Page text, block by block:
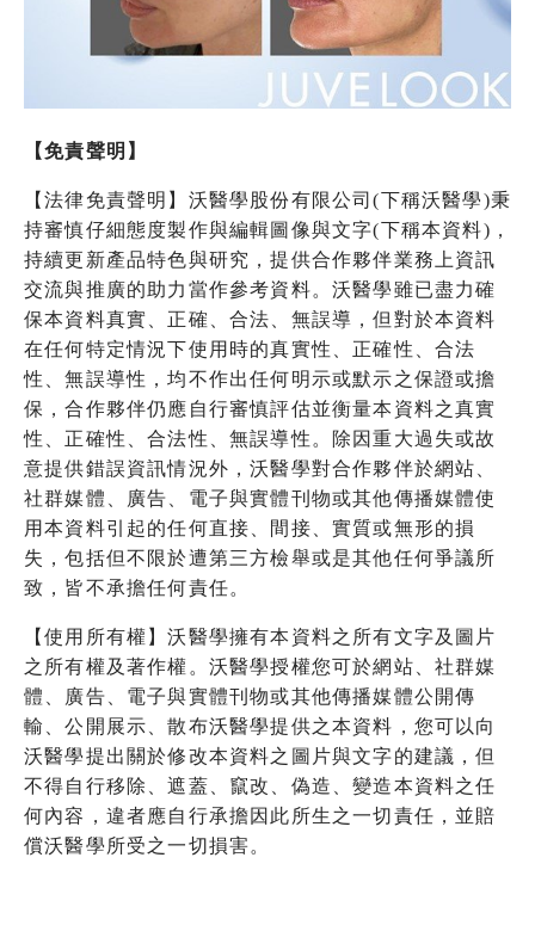
【免責聲明】
【法律免責聲明】沃醫學股份有限公司(下稱沃醫學)秉
持審慎仔細態度製作與編輯圖像與文字(下稱本資料)，
持續更新產品特色與研究，提供合作夥伴業務上資訊
交流與推廣的助力當作參考資料。沃醫學雖已盡力確
保本資料真實、正確、合法、無誤導，但對於本資料
在任何特定情況下使用時的真實性、正確性、合法
性、無誤導性，均不作出任何明示或默示之保證或擔
保，合作夥伴仍應自行審慎評估並衡量本資料之真實
性、正確性、合法性、無誤導性。除因重大過失或故
意提供錯誤資訊情況外，沃醫學對合作夥伴於網站、
社群媒體、廣告、電子與實體刊物或其他傳播媒體使
用本資料引起的任何直接、間接、實質或無形的損
失，包括但不限於遭第三方檢舉或是其他任何爭議所
致，皆不承擔任何責任。
【使用所有權】沃醫學擁有本資料之所有文字及圖片
之所有權及著作權。沃醫學授權您可於網站、社群媒
體、廣告、電子與實體刊物或其他傳播媒體公開傳
輸、公開展示、散布沃醫學提供之本資料，您可以向
沃醫學提出關於修改本資料之圖片與文字的建議，但
不得自行移除、遮蓋、竄改、偽造、變造本資料之任
何內容，違者應自行承擔因此所生之一切責任，並賠
償沃醫學所受之一切損害。